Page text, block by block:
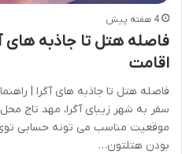
4 هفته پیش
فاصله هتل تا جاذبه های
اقامت
فاصله هتل تا جاذبه های آگرا |
سفر به شهر زیبای آگرا، مهد تاج
موقعیت مناسب می تونه حسابی توی
بودن هتلتون…